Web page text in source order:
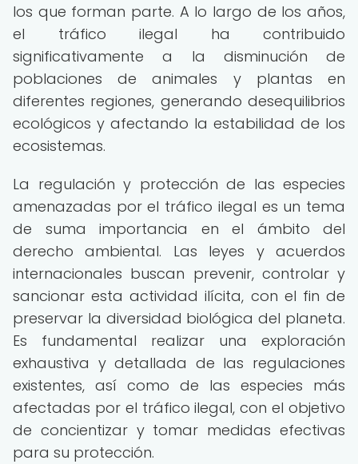
los que forman parte. A lo largo de los años,
el tráfico ilegal ha contribuido
significativamente a la disminución de
poblaciones de animales y plantas en
diferentes regiones, generando desequilibrios
ecológicos y afectando la estabilidad de los
ecosistemas.
La regulación y protección de las especies
amenazadas por el tráfico ilegal es un tema
de suma importancia en el ámbito del
derecho ambiental. Las leyes y acuerdos
internacionales buscan prevenir, controlar y
sancionar esta actividad ilícita, con el fin de
preservar la diversidad biológica del planeta.
Es fundamental realizar una exploración
exhaustiva y detallada de las regulaciones
existentes, así como de las especies más
afectadas por el tráfico ilegal, con el objetivo
de concientizar y tomar medidas efectivas
para su protección.